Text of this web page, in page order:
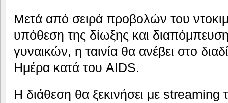
Μετά από σειρά προβολών του
υπόθεση της δίωξης και
γυναικών, η ταινία θα ανέβει στο
Ημέρα κατά του AIDS.
Η διάθεση θα ξεκινήσει με streaming